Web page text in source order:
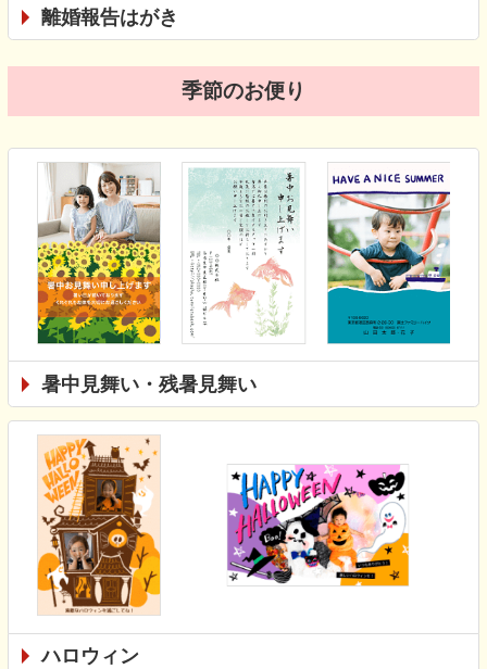
離婚報告はがき
季節のお便り
暑中見舞い・残暑見舞い
ハロウィン